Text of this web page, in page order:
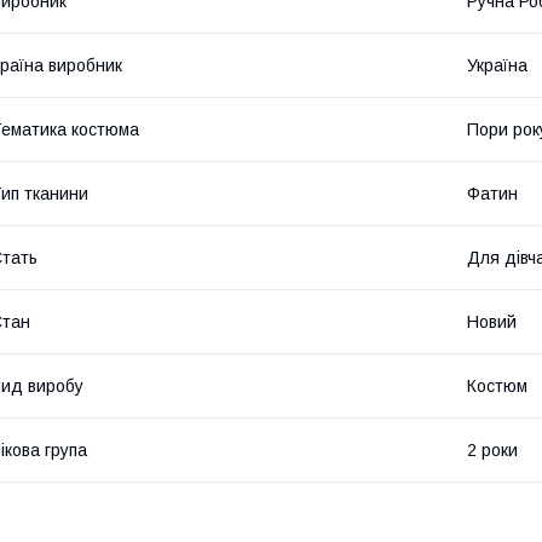
виробник Україна
костюма Пори
тканини Фатин
Для
Новий
виробу Костюм
група 2 роки